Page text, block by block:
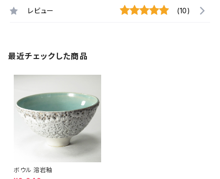
レビュー (10)
最近チェックした商品
ボウル 溶岩釉